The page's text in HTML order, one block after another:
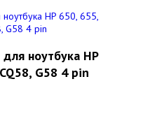
ноутбука HP
G58 4 pin